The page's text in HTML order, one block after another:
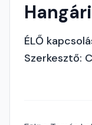
ÉLŐ
Szerkesztő: